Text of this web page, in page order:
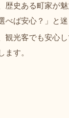
歴史ある町家が
ば安心？」と
光客でも安心
ます。